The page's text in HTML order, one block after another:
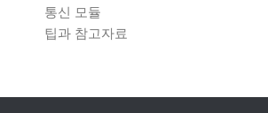
통신 모듈
팁과 참고자료